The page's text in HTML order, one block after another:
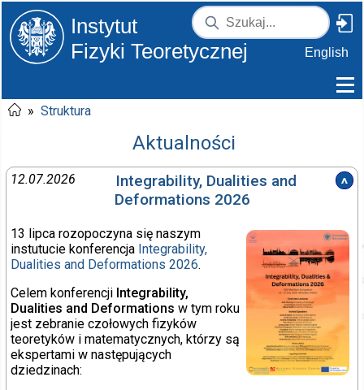
Instytut
Fizyki Teoretycznej
English
» Struktura
Aktualności
12.07.2026
Integrability, Dualities and
Deformations 2026
13 lipca rozopoczyna się naszym
instutucie konferencja Integrability,
Dualities and Deformations 2026.
Celem konferencji Integrability,
Dualities and Deformations w tym roku
jest zebranie czołowych fizyków
teoretyków i matematycznych, którzy są
ekspertami w następujących
dziedzinach: